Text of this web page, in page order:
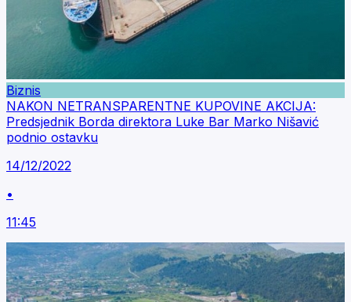
Biznis
NAKON NETRANSPARENTNE KUPOVINE AKCIJA:
Predsjednik Borda direktora Luke Bar Marko Nišavić
podnio ostavku
14/12/2022
•
11:45